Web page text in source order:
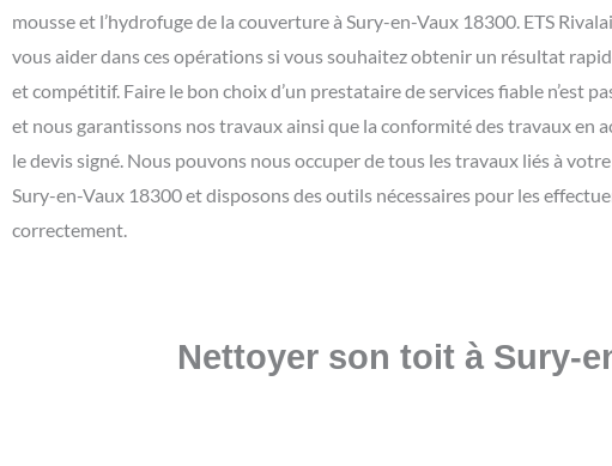
mousse et l’hydrofuge de la couverture à Sury-en-Vaux 18300. ETS
vous aider dans ces opérations si vous souhaitez obtenir un résultat
et compétitif. Faire le bon choix d’un prestataire de services fiable n’est
et nous garantissons nos travaux ainsi que la conformité des travaux en
le devis signé. Nous pouvons nous occuper de tous les travaux liés à
Sury-en-Vaux 18300 et disposons des outils nécessaires pour les
correctement.
Nettoyer son toit à Sury-